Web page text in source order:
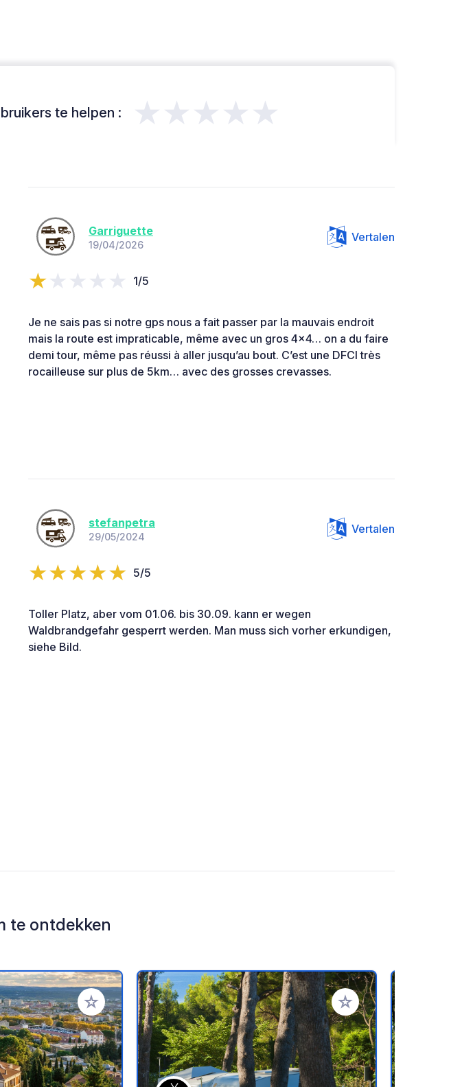
te helpen : ★★★★★
Garriguette
19/04/2026
Vertalen
1/5
Je ne sais pas si notre gps nous a fait passer par la mauvais endroit
mais la route est impraticable, même avec un gros 4x4… on a du faire
demi tour, même pas réussi à aller jusqu’au bout. C’est une DFCI très
rocailleuse sur plus de 5km… avec des grosses crevasses.
stefanpetra
29/05/2024
Vertalen
5/5
Toller Platz, aber vom 01.06. bis 30.09. kann er wegen
Waldbrandgefahr gesperrt werden. Man muss sich vorher erkundigen,
siehe Bild.
te ontdekken
Voeg toe aan je favorieten Voeg toe aan je favorieten